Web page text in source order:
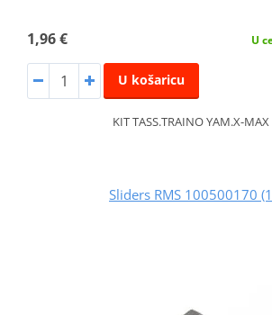
1,96 € U
U košaricu
KIT TASS.TRAINO YAM.X-
Sliders RMS 100500170